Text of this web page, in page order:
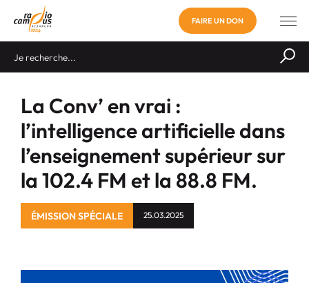
FAIRE UN DON
La Conv’ en vrai :
l’intelligence artificielle dans
l’enseignement supérieur sur
la 102.4 FM et la 88.8 FM.
ÉMISSION SPÉCIALE 25.03.2025